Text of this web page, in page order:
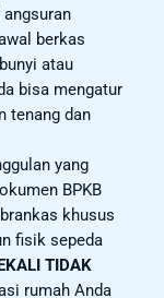
berkas
atau
bisa mengatur
tenang dan
yang
BPKB
khusus
fisik sepeda
TIDAK
rumah Anda